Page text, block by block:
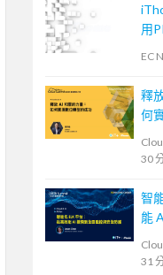
用
EC
釋
何
30
智
能
31